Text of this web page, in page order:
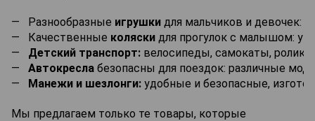
Разнообразные игрушки для мальчиков и девочек:
Качественные коляски для прогулок с малышом:
Детский транспорт: велосипеды, самокаты,
Автокресла безопасны для поездок: различные
Манежи и шезлонги: удобные и безопасные,
Мы предлагаем только те товары, которые